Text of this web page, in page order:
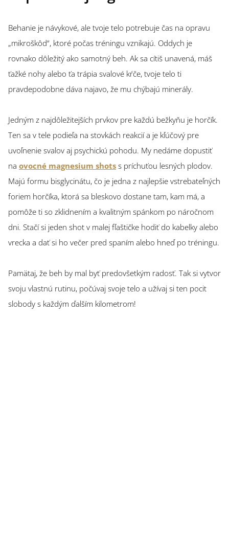
Behanie je návykové, ale tvoje telo potrebuje čas na opravu
„mikroškôd“, ktoré počas tréningu vznikajú. Oddych je
rovnako dôležitý ako samotný beh. Ak sa cítiš unavená, máš
ťažké nohy alebo ťa trápia svalové kŕče, tvoje telo ti
pravdepodobne dáva najavo, že mu chýbajú minerály.
Jedným z najdôležitejších prvkov pre každú bežkyňu je horčík.
Ten sa v tele podieľa na stovkách reakcií a je kľúčový pre
uvoľnenie svalov aj psychickú pohodu. My nedáme dopustiť
na ovocné magnesium shots s príchuťou lesných plodov.
Majú formu bisglycinátu, čo je jedna z najlepšie vstrebateľných
foriem horčíka, ktorá sa bleskovo dostane tam, kam má, a
pomôže ti so zklidnením a kvalitným spánkom po náročnom
dni. Stačí si jeden shot v malej fľaštičke hodiť do kabelky alebo
vrecka a dať si ho večer pred spaním alebo hneď po tréningu.
Pamätaj, že beh by mal byť predovšetkým radosť. Tak si vytvor
svoju vlastnú rutinu, počúvaj svoje telo a užívaj si ten pocit
slobody s každým ďalším kilometrom!